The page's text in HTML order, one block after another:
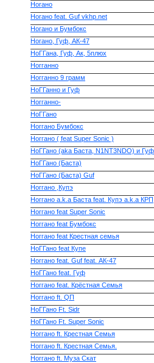
Ногано
Ногано feat. Guf vkhp.net
Ногано и Бумбокс
Ногано, Гуф, АК-47
НоГГана, Гуф, Ак, 5плюх
Ногганно
Ногганно 9 грамм
НоГГанно и Гуф
Ногганно-
НоГГано
Ноггано Бумбокс
Ноггано ( feat Super Sonic )
НоГГано (aka Баста, N1NT3NDO) и Гуф
НоГГано (Баста)
НоГГано (Баста) Guf
Ноггано ,Купэ
Ноггано a.k.a Баста feat. Купэ a.k.a КРП
Ноггано feat Super Sonic
Ноггано feat Бумбокс
Ноггано feat Крестная cемья
НоГГано feat Купе
Ноггано feat. Guf feat. АК-47
НоГГано feat. Гуф
Ноггано feat. Крёстная Семья
Ноггано ft. QП
НоГГано Ft. Sidr
НоГГано Ft. Super Sonic
Ноггано ft. Крестная Семья
Ноггано ft. Крестная Семья.
Ноггано ft. Муза Скат